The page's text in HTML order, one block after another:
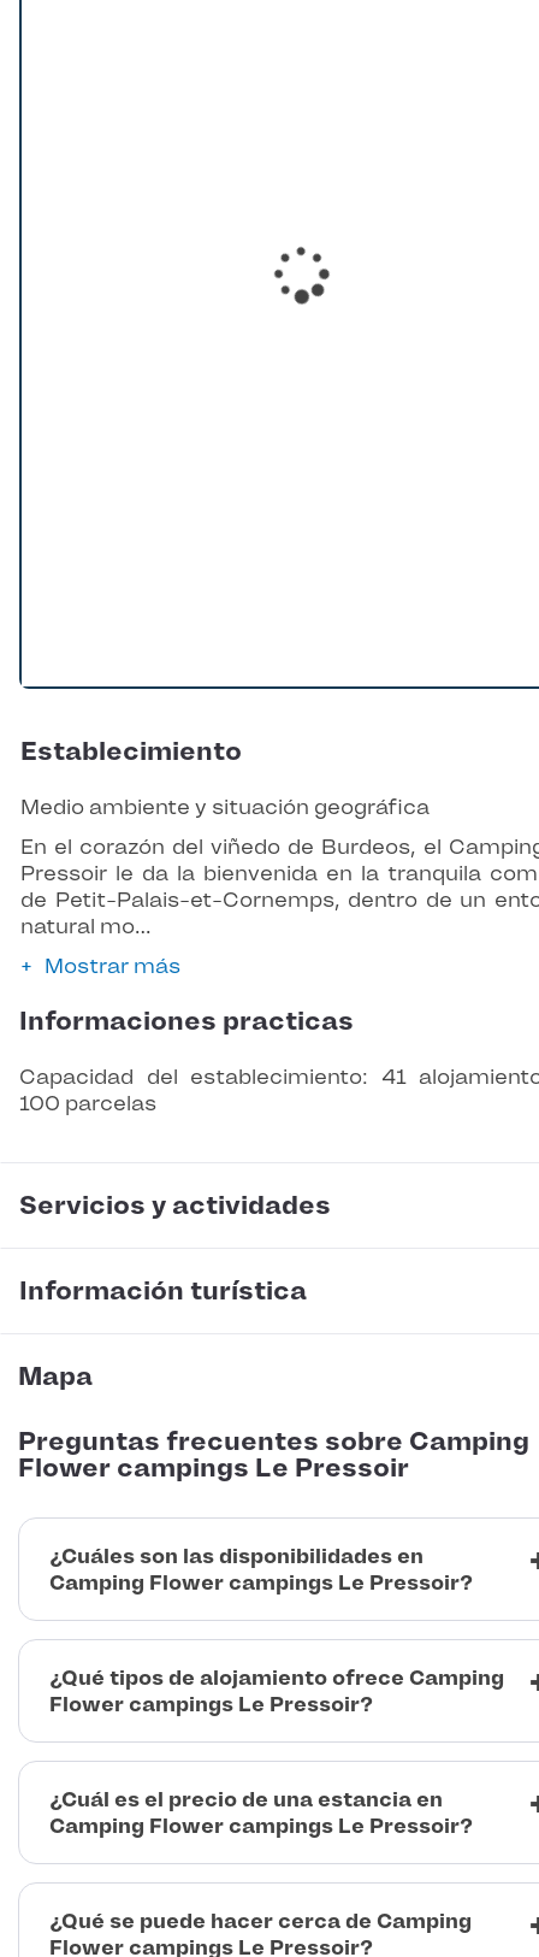
Establecimiento
Medio ambiente y situación geográfica
En el corazón del viñedo de Burdeos, el
Pressoir le da la bienvenida en la tranquila
de Petit-Palais-et-Cornemps, dentro de un
natural mo…
Mostrar más
Informaciones practicas
Capacidad del establecimiento: 41
100 parcelas
Servicios y actividades
Información turística
Mapa
Preguntas frecuentes sobre Camping
Flower campings Le Pressoir
¿Cuáles son las disponibilidades en
Camping Flower campings Le Pressoir?
¿Qué tipos de alojamiento ofrece Camping
Flower campings Le Pressoir?
¿Cuál es el precio de una estancia en
Camping Flower campings Le Pressoir?
¿Qué se puede hacer cerca de Camping
Flower campings Le Pressoir?